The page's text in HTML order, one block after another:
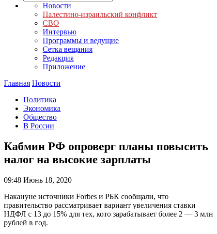
Новости
Палестино-израильский конфликт
СВО
Интервью
Программы и ведущие
Сетка вещания
Редакция
Приложение
Главная Новости
Политика
Экономика
Общество
В России
Кабмин РФ опроверг планы повысить
налог на высокие зарплаты
09:48 Июнь 18, 2020
Накануне источники Forbes и РБК сообщали, что
правительство рассматривает вариант увеличения ставки
НДФЛ с 13 до 15% для тех, кото зарабатывает более 2 — 3 млн
рублей в год.